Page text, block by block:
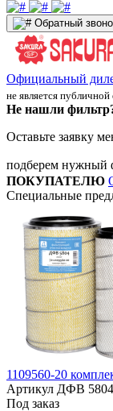
Обратный
Официальный
не является публичной
Не нашли
Оставьте заявку
подберем нужный
ПОКУПАТЕЛЮ
Специальные
1109560-20
Артикул ДФВ 5804
Под заказ